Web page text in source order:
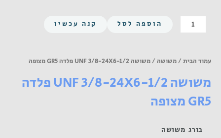
כמות
של
24X6-
פלדה
מצופה
הוספה לסל קנה עכשיו
עמוד הבית /משושה / משושה UNF 3/8-24X6-1/2 פלדה GR5 מצופה
משושה UNF 3/8-24X6-1/2 פלדה
GR5 מצופה
בורג משושה